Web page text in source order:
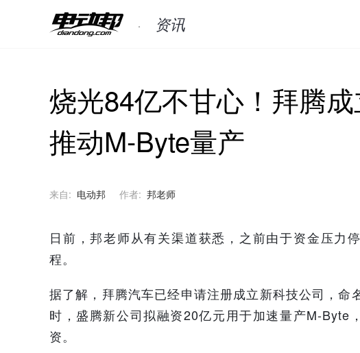
资讯
烧光84亿不甘心！拜腾
推动M-Byte量产
来自: 电动邦 作者: 邦老师
日前，邦老师从有关渠道获悉，之前由于资金压力
程。
据了解，拜腾汽车已经申请注册成立新科技公司，命
时，盛腾新公司拟融资20亿元用于加速量产M-Byte
资。